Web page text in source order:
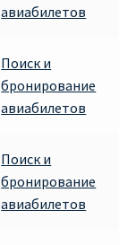
авиабилетов
Поиск и
бронирование
авиабилетов
Поиск и
бронирование
авиабилетов